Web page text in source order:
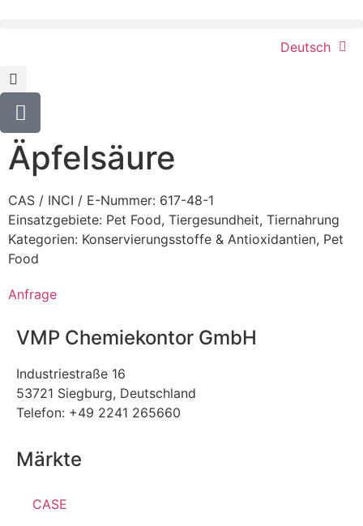
Deutsch
Äpfelsäure
CAS / INCI / E-Nummer: 617-48-1
Einsatzgebiete: Pet Food, Tiergesundheit, Tiernahrung
Kategorien: Konservierungsstoffe & Antioxidantien, Pet
Food
Anfrage
VMP Chemiekontor GmbH
Industriestraße 16
53721 Siegburg, Deutschland
Telefon: +49 2241 265660
Märkte
CASE